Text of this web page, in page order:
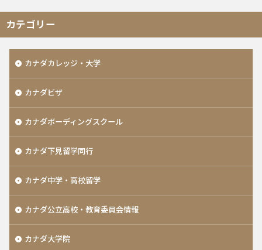
カテゴリー
カナダカレッジ・大学
カナダビザ
カナダボーディングスクール
カナダ下見留学同行
カナダ中学・高校留学
カナダ公立高校・教育委員会情報
カナダ大学院